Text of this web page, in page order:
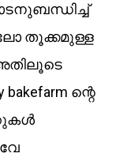
തൂക്കമുള്ള
ന്റെ